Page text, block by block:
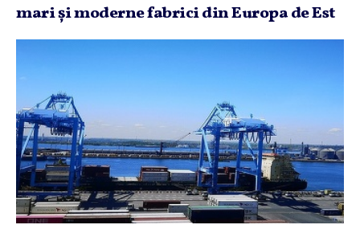
mari şi moderne fabrici din Europa de Est